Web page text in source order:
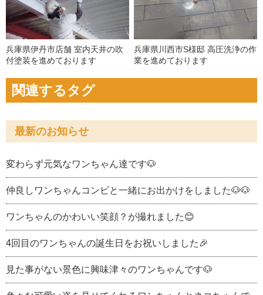
兵庫県伊丹市店舗 室内天井の吹
付塗装を進めております
兵庫県川西市S様邸 高圧洗浄の作
業を進めております
関連するタグ
最新のお知らせ
変わらず元気なワンちゃん達です🐶
仲良しワンちゃんコンビと一緒にお出かけをしました🐶🐶
ワンちゃんのかわいい笑顔？が撮れました😊
4回目のワンちゃんの誕生日をお祝いしました🎉
見た事がない景色に興味津々のワンちゃんです🐶